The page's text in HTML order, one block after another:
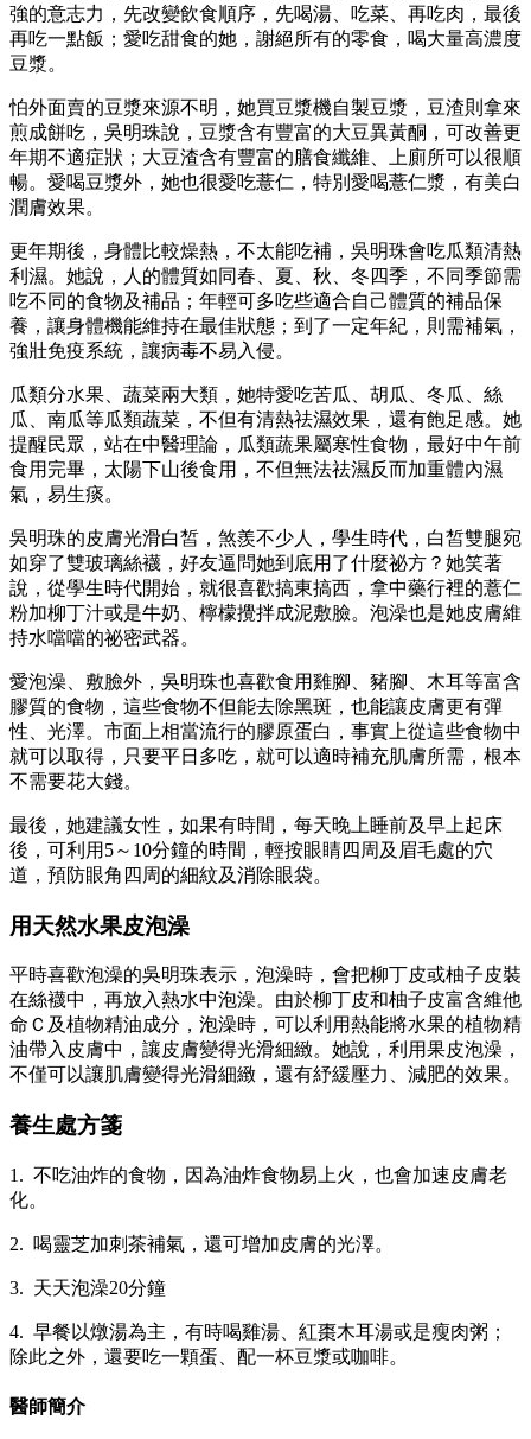
強的意志力，先改變飲食順序，先喝湯、吃菜、再吃肉，最後
再吃一點飯；愛吃甜食的她，謝絕所有的零食，喝大量高濃度
豆漿。
怕外面賣的豆漿來源不明，她買豆漿機自製豆漿，豆渣則拿來
煎成餅吃，吳明珠說，豆漿含有豐富的大豆異黃酮，可改善更
年期不適症狀；大豆渣含有豐富的膳食纖維、上廁所可以很順
暢。愛喝豆漿外，她也很愛吃薏仁，特別愛喝薏仁漿，有美白
潤膚效果。
更年期後，身體比較燥熱，不太能吃補，吳明珠會吃瓜類清熱
利濕。她說，人的體質如同春、夏、秋、冬四季，不同季節需
吃不同的食物及補品；年輕可多吃些適合自己體質的補品保
養，讓身體機能維持在最佳狀態；到了一定年紀，則需補氣，
強壯免疫系統，讓病毒不易入侵。
瓜類分水果、蔬菜兩大類，她特愛吃苦瓜、胡瓜、冬瓜、絲
瓜、南瓜等瓜類蔬菜，不但有清熱祛濕效果，還有飽足感。她
提醒民眾，站在中醫理論，瓜類蔬果屬寒性食物，最好中午前
食用完畢，太陽下山後食用，不但無法祛濕反而加重體內濕
氣，易生痰。
吳明珠的皮膚光滑白皙，煞羨不少人，學生時代，白皙雙腿宛
如穿了雙玻璃絲襪，好友逼問她到底用了什麼祕方？她笑著
說，從學生時代開始，就很喜歡搞東搞西，拿中藥行裡的薏仁
粉加柳丁汁或是牛奶、檸檬攪拌成泥敷臉。泡澡也是她皮膚維
持水噹噹的祕密武器。
愛泡澡、敷臉外，吳明珠也喜歡食用雞腳、豬腳、木耳等富含
膠質的食物，這些食物不但能去除黑斑，也能讓皮膚更有彈
性、光澤。市面上相當流行的膠原蛋白，事實上從這些食物中
就可以取得，只要平日多吃，就可以適時補充肌膚所需，根本
不需要花大錢。
最後，她建議女性，如果有時間，每天晚上睡前及早上起床
後，可利用5～10分鐘的時間，輕按眼睛四周及眉毛處的穴
道，預防眼角四周的細紋及消除眼袋。
用天然水果皮泡澡
平時喜歡泡澡的吳明珠表示，泡澡時，會把柳丁皮或柚子皮裝
在絲襪中，再放入熱水中泡澡。由於柳丁皮和柚子皮富含維他
命Ｃ及植物精油成分，泡澡時，可以利用熱能將水果的植物精
油帶入皮膚中，讓皮膚變得光滑細緻。她說，利用果皮泡澡，
不僅可以讓肌膚變得光滑細緻，還有紓緩壓力、減肥的效果。
養生處方箋
1. 不吃油炸的食物，因為油炸食物易上火，也會加速皮膚老
化。
2. 喝靈芝加刺茶補氣，還可增加皮膚的光澤。
3. 天天泡澡20分鐘
4. 早餐以燉湯為主，有時喝雞湯、紅棗木耳湯或是瘦肉粥；
除此之外，還要吃一顆蛋、配一杯豆漿或咖啡。
醫師簡介